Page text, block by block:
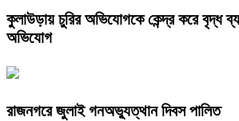
কুলাউড়ায় চুরির অভিযোগকে কেন্দ্র করে বৃদ্ধ
অভিযোগ
রাজনগরে জুলাই গনঅভ্যুত্থান দিবস পালিত